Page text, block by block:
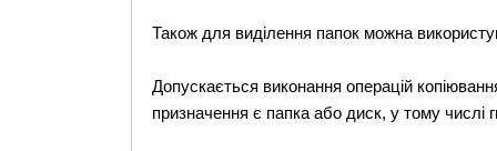
Також для виділення папок можна
Допускається виконання операцій
призначення є папка або диск, у тому числі